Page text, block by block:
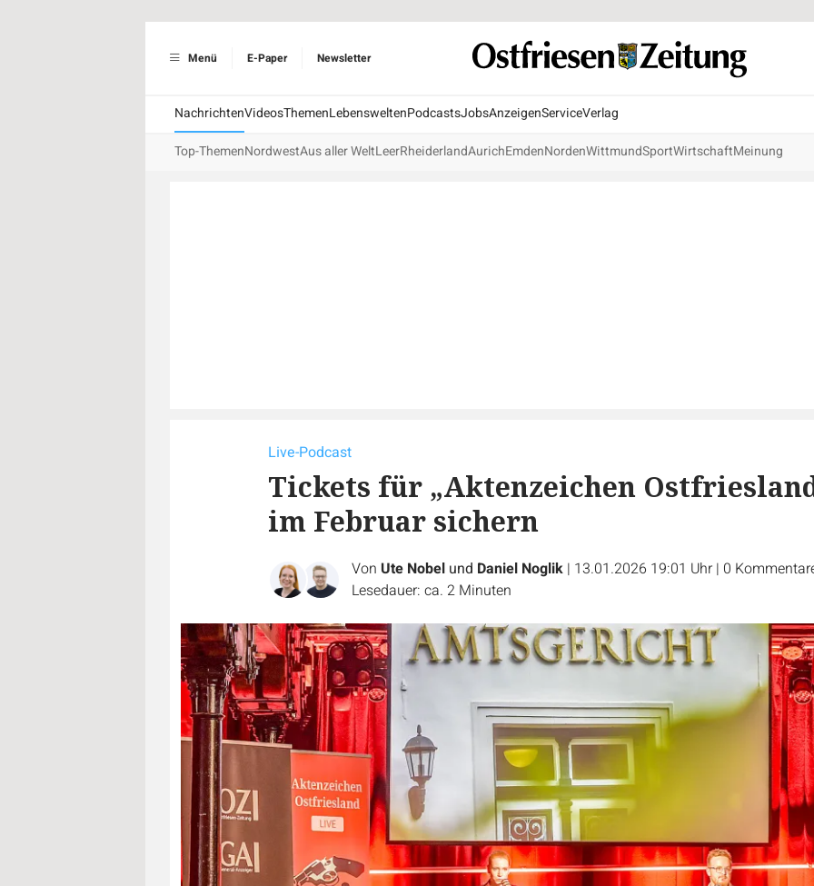
Menü E-Paper Newsletter
NachrichtenVideosThemenLebensweltenPodcastsJobsAnzeigenServiceVerlag
Top-ThemenNordwestAus aller WeltLeerRheiderlandAurichEmdenNordenWittmundSportWirtschaftMeinung
Live-Podcast
Tickets für „Aktenzeichen
im Februar sichern
Von Ute Nobel und Daniel Noglik | 13.01.2026 19:01 Uhr | 0
Lesedauer: ca. 2 Minuten